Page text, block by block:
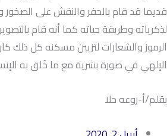
قديما قد قام بالحفر والنقش على الصخور
لذكرياته وطريقة حياته كما أنه قام
الرموز والشعارات لتزيين مسكنه كل ذلك
الإلهي في صورة بشرية مع ما خُلق به
بقلم/أ-روعه حلا